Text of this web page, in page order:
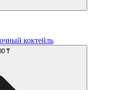
коктейль
₸